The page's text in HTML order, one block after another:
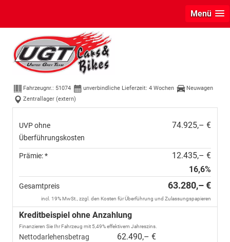
Menü
Audi Q3Sportback NEU TFSI quattro S line
Fahrzeugnr.: 51074 unverbindliche Lieferzeit: 4 Wochen
Neuwagen
Zentrallager (extern)
UVP ohne
Überführungskosten
74.925,– €
Prämie: *
12.435,– €
16,6%
Gesamtpreis 63.280,– €
incl. 19% MwSt., zzgl. den Kosten für Überführung und Zulassungspapieren
Kreditbeispiel ohne Anzahlung
Finanzieren Sie Ihr Fahrzeug mit 5,49% effektivem Jahreszins.
Nettodarlehensbetrag 62.490,– €